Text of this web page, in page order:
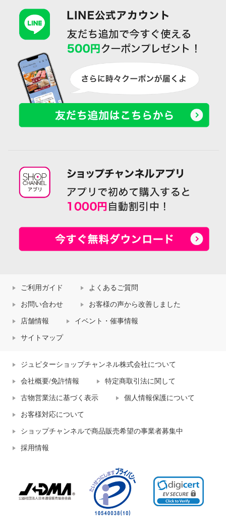
美人工房 抗菌防臭 フレンチロー
ズ柄 ポーチ３点セット
ご利用ガイド よくあるご質問
お問い合わせ お客様の声から改善しました
店舗情報 イベント・催事情報
サイトマップ
ジュピターショップチャンネル株式会社について
会社概要/免許情報 特定商取引法に関して
古物営業法に基づく表示 個人情報保護について
お客様対応について
ショップチャンネルで商品販売希望の事業者募集中
採用情報